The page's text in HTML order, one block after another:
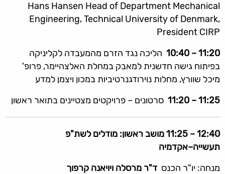
Hans Hansen Head of Department Mechanical
Engineering, Technical University of Denmark,
President CIRP
11:20 – 10:40
הליכה נגד הזרם מהמעבדה לקליניקה
בפיתוח גישה חדשנית למאבק במחלת האלצהיימר, פרופ'
מיכל שוורץ, מחלות נוירודגנרטיביות במכון ויצמן למדע
11:25 – 11:20
סרטונים – פרויקטים מצטיינים בתואר ראשון
12:40 – 11:25
מושב ראשון: מודלים לשת"פ
תעשייה–אקדמיה
מנחה: יו"ר הכנס ד"ר מרסלה ויויאנה קרפוך